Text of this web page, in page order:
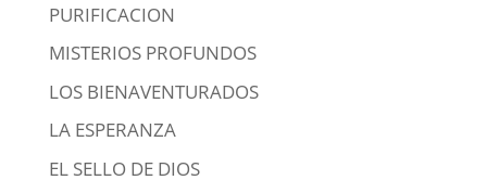
PURIFICACION
MISTERIOS PROFUNDOS
LOS BIENAVENTURADOS
LA ESPERANZA
EL SELLO DE DIOS